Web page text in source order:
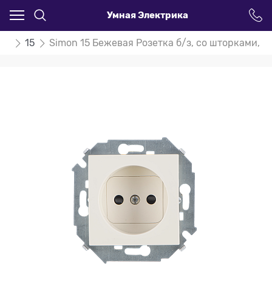
Умная Электрика
15 Simon 15 Бежевая Розетка б/з, со шторками,